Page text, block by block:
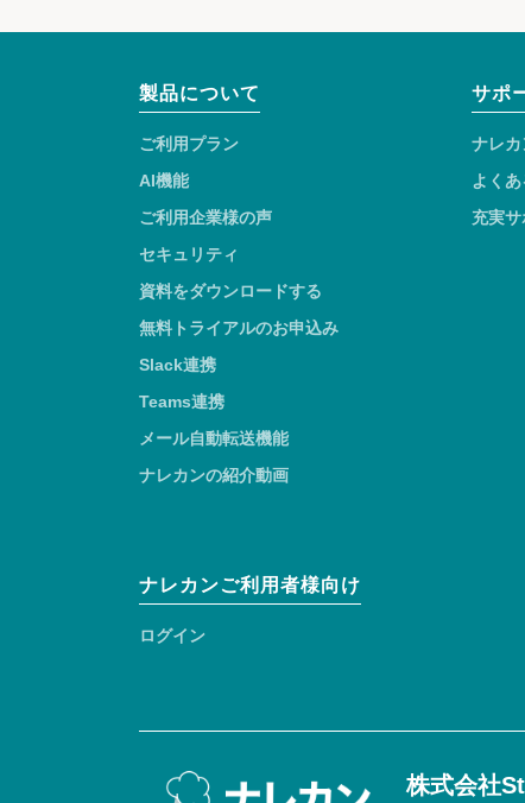
製品について
ご利用プラン
AI機能
ご利用企業様の声
セキュリティ
資料をダウンロードする
無料トライアルのお申込み
Slack連携
Teams連携
メール自動転送機能
ナレカンの紹介動画
サポ
ナレ
よく
充実サ
ナレカンご利用者様向け
ログイン
株式会社